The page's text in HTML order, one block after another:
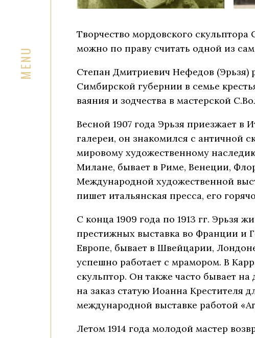
Творчество мордовского
можно по праву считать одной из
Степан Дмитриевич Нефедов (Эрьзя)
Симбирской губернии в семье
ваяния и зодчества в мастерской
Весной 1907 года Эрьзя приезжает
галереи, он знакомился с античной
мировому художественному
Милане, бывает в Риме, Венеции,
Международной художественной
пишет итальянская пресса, его
С конца 1909 года по 1913 гг. Эрьзя
престижных выставка во Франции и
Европе, бывает в Швейцарии,
успешно работает с мрамором. В
скульптор. Он также часто бывает
на заказ статую Иоанна Крестителя
международной выставке работой
Летом 1914 года молодой мастер